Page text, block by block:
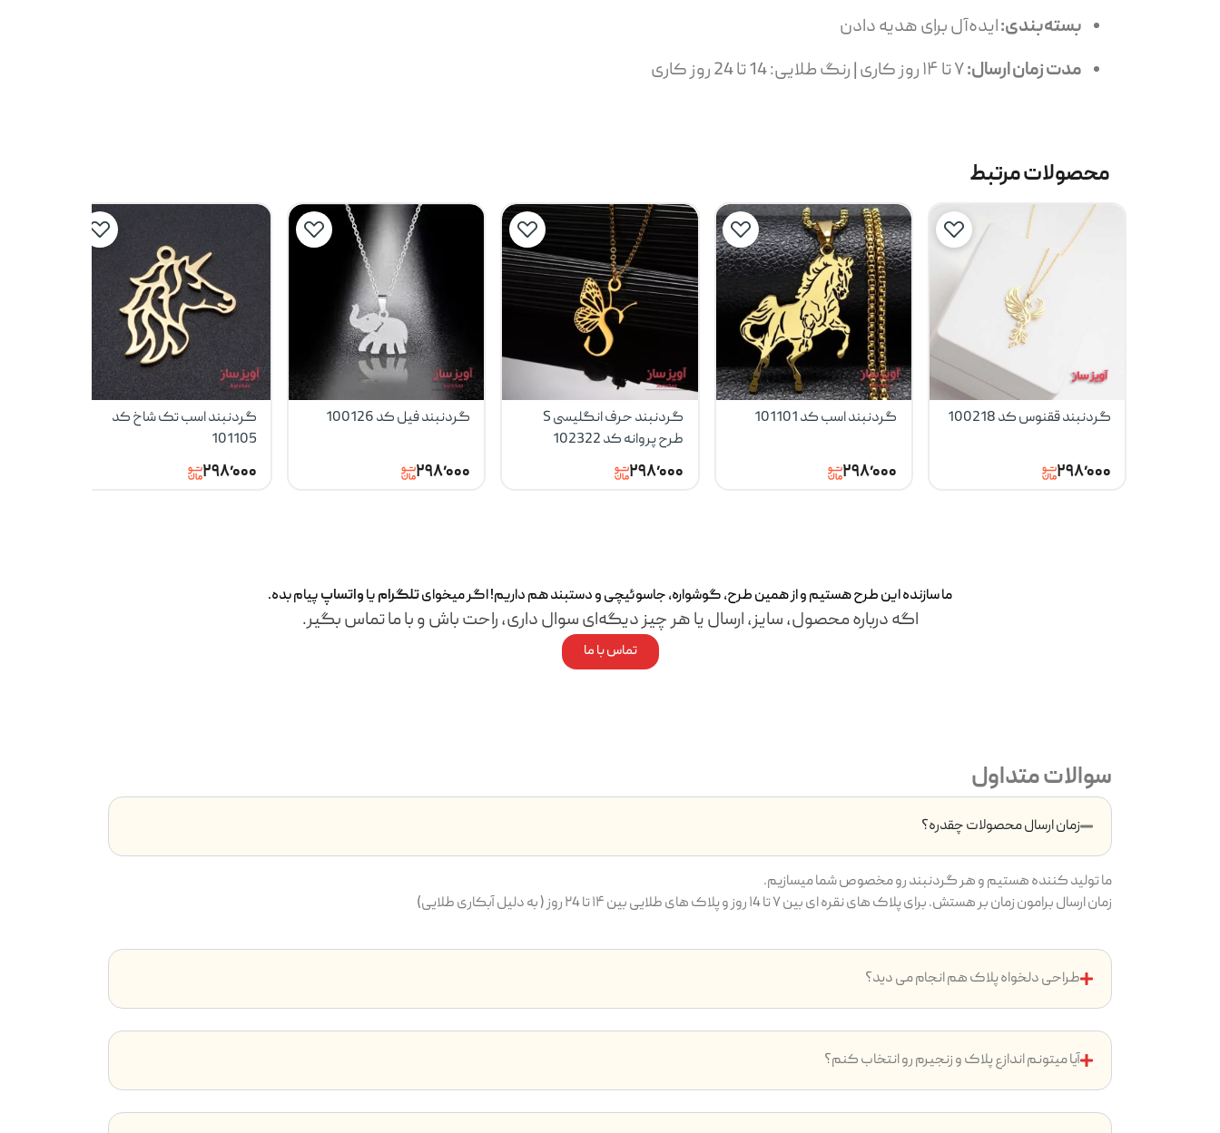
بسته‌بندی:ایده‌آل برای هدیه دادن
مدت زمان ارسال:
محصولات مرتبط
گردنبند ققنوس کد 100218
۲۹۸٬۰۰۰
گردنبند اسب کد 101101
۲۹۸٬۰۰۰
گردنبند حرف انگلیسی S
طرح پروانه کد 102322
۲۹۸٬۰۰۰
گردنبند فیل کد 100126
۲۹۸٬۰۰۰
گردنبند اسب تک شاخ کد
101105
۲۹۸٬۰۰۰
ما سازنده این طرح‌ هستیم و از همین طرح، گوشواره، جاسوئیچی و دستبند هم داریم! اگر میخوایتلگرامیاواتساپپیام بده.
اگه درباره محصول، سایز، ارسال یا هر چیز دیگه‌ای سوال داری، راحت باش و با ما تماس بگیر.
تماس با ما
سوالات متداول
زمان ارسال محصولات چقدره؟
ما تولید کننده هستیم و هر گردنبند رو مخصوص شما میسازیم.
زمان ارسال برامون زمان بر هستش. برای پلاک های نقره ای بین ۷ تا ۱4 روز و پلاک های طلایی بین ۱۴ تا ۲4 روز ( به دلیل آبکاری طلایی)
طراحی دلخواه پلاک هم انجام می دید؟
آیا میتونم اندازع پلاک و زنجیرم رو انتخاب کنم؟